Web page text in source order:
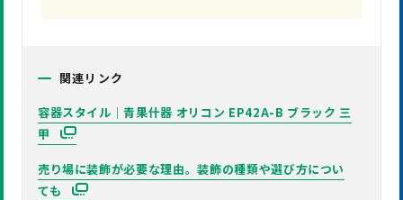
関連リンク
容器スタイル｜青果什器 オリコン EP42A-B ブラック 三
甲
売り場に装飾が必要な理由。装飾の種類や選び方につい
ても